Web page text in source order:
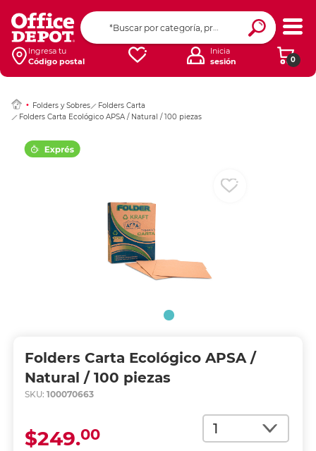
Ingresa tu
Código postal
0
Inicia
sesión
Folders y Sobres
Folders Carta
Folders Carta Ecológico APSA / Natural / 100 piezas
Folders Carta Ecológico APSA /
Natural / 100 piezas
SKU: 100070663
Cantidad
$249.00
Ingresar Codigo